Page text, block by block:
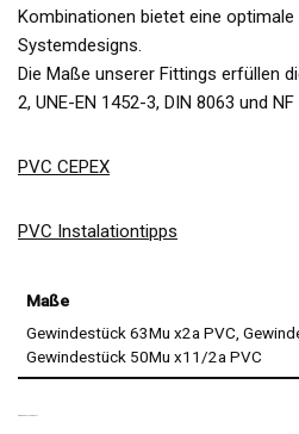
Kombinationen bietet eine optimale
Systemdesigns.
Die Maße unserer Fittings erfüllen
2, UNE-EN 1452-3, DIN 8063 und
PVC CEPEX
PVC Instalationtipps
Maße
Gewindestück 63Mu x2a PVC,
Gewindestück 50Mu x11/2a PVC